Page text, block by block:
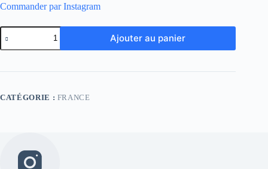
Commander par Instagram
quantité
de
France
retro
Ajouter au panier
CATÉGORIE : FRANCE